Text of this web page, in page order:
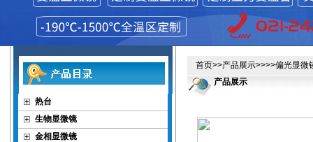
热台
生物显微镜
金相显微镜
首页>>产品展示>>>>偏光显微
产品展示